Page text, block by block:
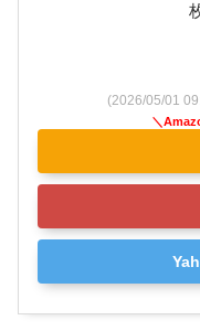
(2026/05/01